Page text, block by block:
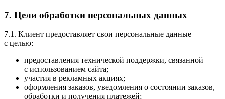
7. Цели обработки персональных данных
7.1. Клиент предоставляет свои персональные данные
с целью:
предоставления технической поддержки, связанной
с использованием сайта;
участия в рекламных акциях;
оформления заказов, уведомления о состоянии заказов,
обработки и получения платежей;